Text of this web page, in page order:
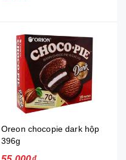
Oreon chocopie dark hộp
396g